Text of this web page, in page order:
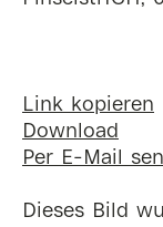
Link kopieren
Download
Per E-Mail
Dieses Bild